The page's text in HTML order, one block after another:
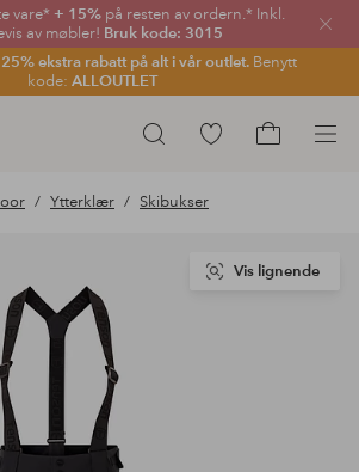
vare* + 15%på resten av ordern.* Inkl.
av møbler! Bruk kode: 3015
25% ekstra rabatt på alt i vår outlet. Benytt
kode: ALLOUTLET
Lukk
Søk
Gå
Ytterklær Skibukser
Vis lignende